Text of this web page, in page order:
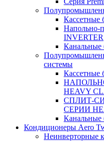
Кассетные
Напольно-
INVERTER
системы
Кассетные
HEAVY
СПЛИТ-
СЕРИИ
Кондиционеры Aero
Неинверторные